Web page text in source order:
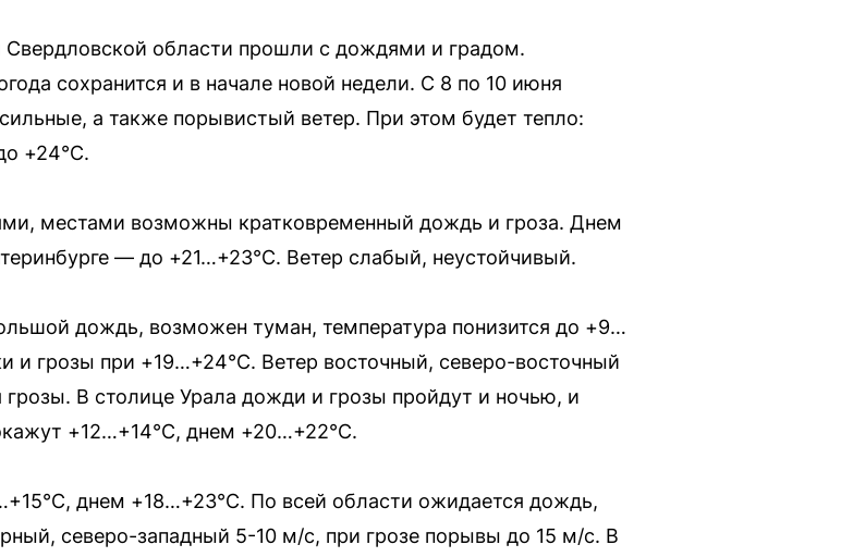
области прошли с дождями и градом.
сохранится и в начале новой недели. С 8 по 10 июня
а также порывистый ветер. При этом будет тепло:
+24°C.
местами возможны кратковременный дождь и гроза. Днем
— до +21…+23°C. Ветер слабый, неустойчивый.
дождь, возможен туман, температура понизится до +9…
и грозы при +19…+24°C. Ветер восточный, северо-восточный
В столице Урала дожди и грозы пройдут и ночью, и
+12…+14°C, днем +20…+22°C.
днем +18…+23°C. По всей области ожидается дождь,
северо-западный 5-10 м/с, при грозе порывы до 15 м/с. В